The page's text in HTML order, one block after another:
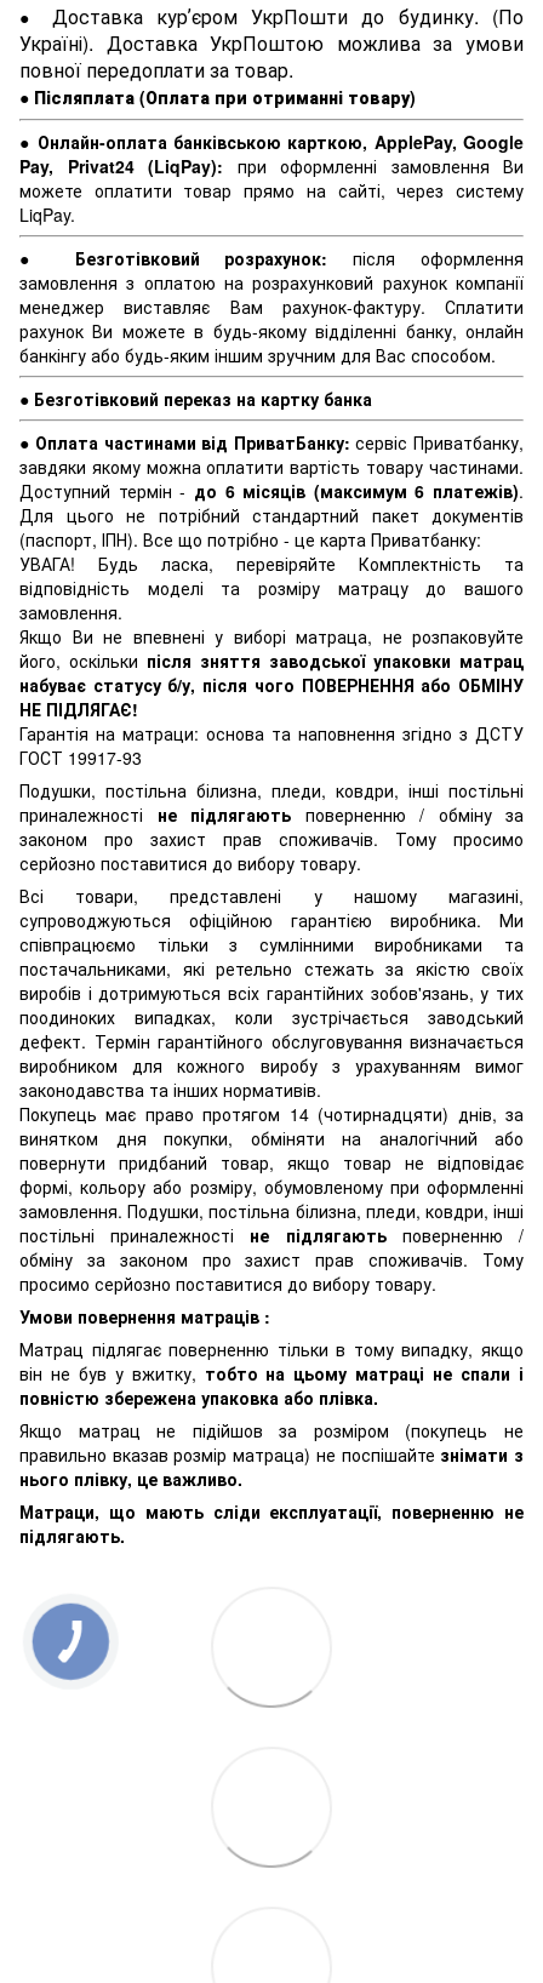
● Доставка курʼєром УкрПошти до будинку. (По
Україні). Доставка УкрПоштою можлива за умови
повної передоплати за товар.
● Післяплата (Оплата при отриманні товару)
● Онлайн-оплата банківською карткою, ApplePay, Google
Pay, Privat24 (LiqPay): при оформленні замовлення Ви
можете оплатити товар прямо на сайті, через систему
LiqPay.
● Безготівковий розрахунок:після оформлення
замовлення з оплатою на розрахунковий рахунок компанії
менеджер виставляє Вам рахунок-фактуру. Сплатити
рахунок Ви можете в будь-якому відділенні банку, онлайн
банкінгу або будь-яким іншим зручним для Вас способом.
● Безготівковий переказ на картку банка
● Оплата частинами від ПриватБанку:сервіс Приватбанку,
завдяки якому можна оплатити вартість товару частинами.
Доступний термін - до 6 місяців (максимум 6 платежів).
Для цього не потрібний стандартний пакет документів
(паспорт, ІПН). Все що потрібно - це карта Приватбанку:
УВАГА! Будь ласка, перевіряйте Комплектність та
відповідність моделі та розміру матрацу до вашого
замовлення.
Якщо Ви не впевнені у виборі матраца, не розпаковуйте
його, оскільки після зняття заводської упаковки матрац
набуває статусу б/у, після чого ПОВЕРНЕННЯ або ОБМІНУ
НЕ ПІДЛЯГАЄ!
Гарантія на матраци: основа та наповнення згідно з ДСТУ
ГОСТ 19917-93
Подушки, постільна білизна, пледи, ковдри, інші постільні
приналежності не підлягають поверненню / обміну за
законом про захист прав споживачів. Тому просимо
серйозно поставитися до вибору товару.
Всі товари, представлені у нашому магазині,
супроводжуються офіційною гарантією виробника. Ми
співпрацюємо тільки з сумлінними виробниками та
постачальниками, які ретельно стежать за якістю своїх
виробів і дотримуються всіх гарантійних зобов'язань, у тих
поодиноких випадках, коли зустрічається заводський
дефект. Термін гарантійного обслуговування визначається
виробником для кожного виробу з урахуванням вимог
законодавства та інших нормативів.
Покупець має право протягом 14 (чотирнадцяти) днів, за
винятком дня покупки, обміняти на аналогічний або
повернути придбаний товар, якщо товар не відповідає
формі, кольору або розміру, обумовленому при оформленні
замовлення. Подушки, постільна білизна, пледи, ковдри, інші
постільні приналежності не підлягаютьповерненню /
обміну за законом про захист прав споживачів. Тому
просимо серйозно поставитися до вибору товару.
Умови повернення матраців :
Матрац підлягає поверненню тільки в тому випадку, якщо
він не був у вжитку, тобто на цьому матраці не спали і
повністю збережена упаковка або плівка.
Якщо матрац не підійшов за розміром (покупець не
правильно вказав розмір матраца) не поспішайте знімати з
нього плівку, це важливо.
Матраци, що мають сліди експлуатації, поверненню не
підлягають.